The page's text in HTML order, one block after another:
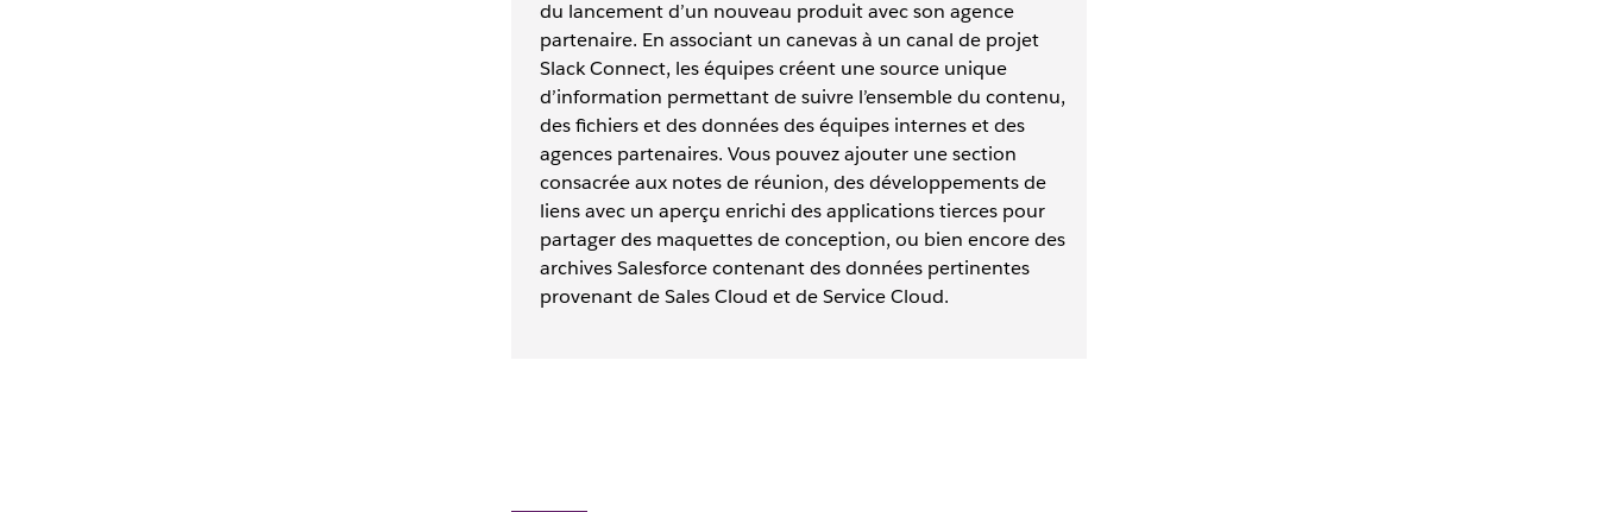
du lancement d’un nouveau produit avec son agence
partenaire. En associant un canevas à un canal de projet
Slack Connect, les équipes créent une source unique
d’information permettant de suivre l’ensemble du contenu,
des fichiers et des données des équipes internes et des
agences partenaires. Vous pouvez ajouter une section
consacrée aux notes de réunion, des développements de
liens avec un aperçu enrichi des applications tierces pour
partager des maquettes de conception, ou bien encore des
archives Salesforce contenant des données pertinentes
provenant de Sales Cloud et de Service Cloud.